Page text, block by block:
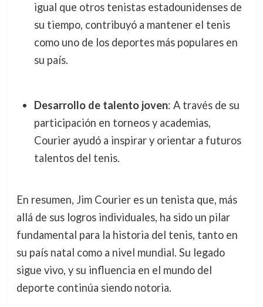
igual que otros tenistas estadounidenses de
su tiempo, contribuyó a mantener el tenis
como uno de los deportes más populares en
su país.
Desarrollo de talento joven: A través de su
participación en torneos y academias,
Courier ayudó a inspirar y orientar a futuros
talentos del tenis.
En resumen, Jim Courier es un tenista que, más
allá de sus logros individuales, ha sido un pilar
fundamental para la historia del tenis, tanto en
su país natal como a nivel mundial. Su legado
sigue vivo, y su influencia en el mundo del
deporte continúa siendo notoria.